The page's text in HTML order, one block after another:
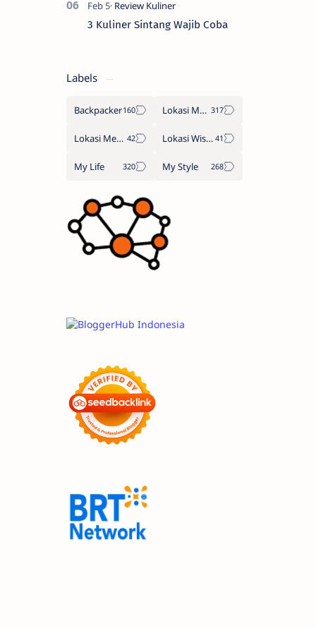
3 Kuliner Sintang Wajib Coba
Labels
Backpacker Lokasi Makan
Lokasi Menginap Lokasi Wisata
My Life My Style